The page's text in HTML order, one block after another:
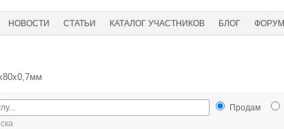
НОВОСТИ СТАТЬИ КАТАЛОГ УЧАСТНИКОВ БЛОГ ФОРУМ
Продам